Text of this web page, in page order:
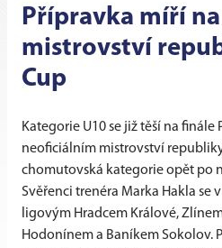
Přípravka míří
mistrovství
Cup
Kategorie U10 se již těší na finále
neoficiálním mistrovství
chomutovská kategorie opět po
Svěřenci trenéra Marka Hakla se
ligovým Hradcem Králové,
Hodonínem a Baníkem Sokolov.